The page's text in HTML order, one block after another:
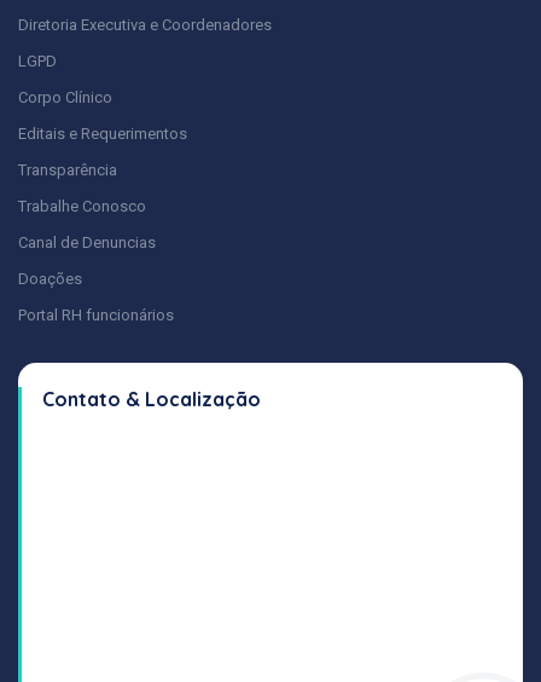
Diretoria Executiva e Coordenadores
LGPD
Corpo Clínico
Editais e Requerimentos
Transparência
Trabalhe Conosco
Canal de Denuncias
Doações
Portal RH funcionários
Contato & Localização